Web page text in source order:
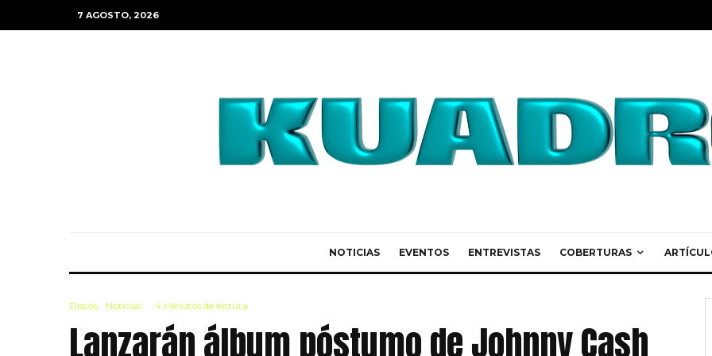
7 AGOSTO, 2026
NOTICIAS EVENTOS ENTREVISTAS COBERTURAS
Discos Noticias · 4 Minutos de lectura
Lanzarán álbum póstumo de Johnny Cash